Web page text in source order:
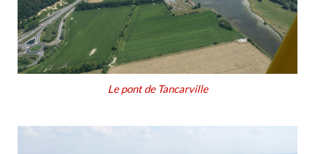
Le pont de Tancarville